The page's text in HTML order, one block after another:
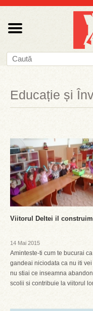
Educație și
Viitorul Deltei il
14 Mai 2015
Aminteste-ti cum te bucurai
gandeai niciodata ca nu iti
nu stiai ce inseamna
scolii si contribuie la viitorul